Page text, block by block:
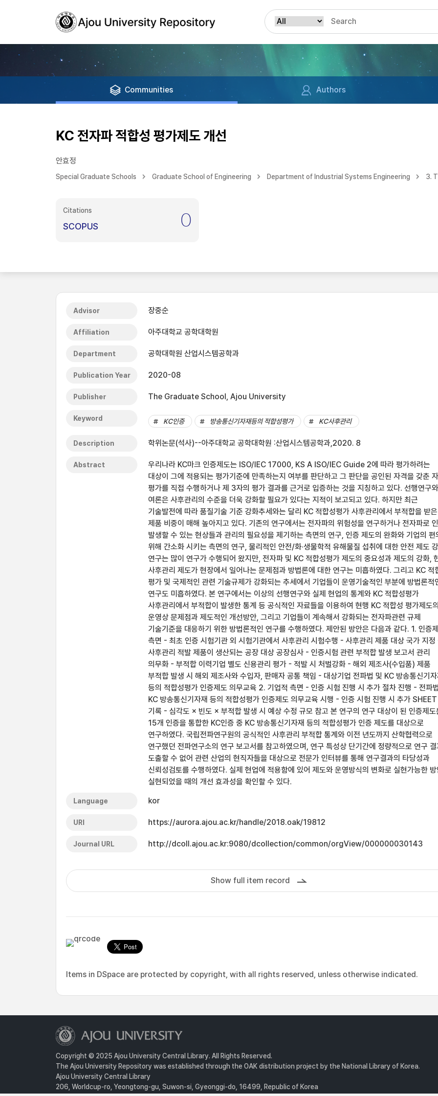
Communities Authors
KC 전자파 적합성 평가제도 개선
안효정
Special Graduate Schools Graduate School of Engineering Department of Industrial Systems Engineering 3.
Citations
SCOPUS 0
Advisor 장중순
Affiliation 아주대학교 공학대학원
Department 공학대학원 산업시스템공학과
Publication Year 2020-08
Publisher The Graduate School, Ajou University
Keyword KC인증 방송통신기자재등의 적합성평가 KC사후관리
Description 학위논문(석사)--아주대학교 공학대학원 :산업시스템공학과,2020. 8
Abstract
우리나라 KC마크 인증제도는 ISO/IEC 17000, KS A ISO/IEC Guide 2에 따라 평가하려는
대상이 그에 적용되는 평가기준에 만족하는지 여부를 판단하고 그 판단을 공인된 자격을 갖춘
평가를 직접 수행하거나 제 3자의 평가 결과를 근거로 입증하는 것을 지칭하고 있다. 선행연구와
여론은 사후관리의 수준을 더욱 강화할 필요가 있다는 지적이 보고되고 있다. 하지만 최근
기술발전에 따라 품질기술 기준 강화추세와는 달리 KC 적합성평가 사후관리에서 부적합을 받은
제품 비중이 매해 높아지고 있다. 기존의 연구에서는 전자파의 위험성을 연구하거나 전자파로
발생할 수 있는 현상들과 관리의 필요성을 제기하는 측면의 연구, 인증 제도의 완화와 기업의 편
위해 간소화 시키는 측면의 연구, 물리적인 안전/화·생물학적 유해물질 섭취에 대한 안전 제도
연구는 많이 연구가 수행되어 왔지만, 전자파 및 KC 적합성평가 제도의 중요성과 제도의 강화,
사후관리 제도가 현장에서 일어나는 문제점과 방법론에 대한 연구는 미흡하였다. 그리고 KC 적
평가 및 국제적인 관련 기술규제가 강화되는 추세에서 기업들이 운영기술적인 부분에 방법론적
연구도 미흡하였다. 본 연구에서는 이상의 선행연구와 실제 현업의 통계와 KC 적합성평가
사후관리에서 부적합이 발생한 통계 등 공식적인 자료들을 이용하여 현행 KC 적합성 평가제도의
운영상 문제점과 제도적인 개선방안, 그리고 기업들이 계속해서 강화되는 전자파관련 규제
기술기준을 대응하기 위한 방법론적인 연구를 수행하였다. 제안된 방안은 다음과 같다. 1. 인증
측면 - 최초 인증 시험기관 외 시험기관에서 사후관리 시험수행 - 사후관리 제품 대상 국가 지정
사후관리 적발 제품이 생산되는 공장 대상 공장심사 - 인증시험 관련 부적합 발생 보고서 관리
의무화 - 부적합 이력기업 별도 신용관리 평가 - 적발 시 처벌강화 - 해외 제조사(수입품) 제품
부적합 발생 시 해외 제조사와 수입자, 판매자 공통 책임 - 대상기업 전파법 및 KC 방송통신기자
등의 적합성평가 인증제도 의무교육 2. 기업적 측면 - 인증 시험 진행 시 추가 절차 진행 - 전파
KC 방송통신기자재 등의 적합성평가 인증제도 의무교육 시행 - 인증 시험 진행 시 추가 SHEET
기록 - 심각도 × 빈도 × 부적합 발생 시 예상 수정 규모 참고 본 연구의 연구 대상이 된 인증제도
15개 인증을 통합한 KC인증 중 KC 방송통신기자재 등의 적합성평가 인증 제도를 대상으로
연구하였다. 국립전파연구원의 공식적인 사후관리 부적합 통계와 이전 년도까지 산학협력으로
연구했던 전파연구소의 연구 보고서를 참고하였으며, 연구 특성상 단기간에 정량적으로 연구 결
도출할 수 없어 관련 산업의 현직자들을 대상으로 전문가 인터뷰를 통해 연구결과의 타당성과
신뢰성검토를 수행하였다. 실제 현업에 적용함에 있어 제도와 운영방식의 변화로 실현가능한
실현되었을 때의 개선 효과성을 확인할 수 있다.
Language kor
URI https://aurora.ajou.ac.kr/handle/2018.oak/19812
Journal URL http://dcoll.ajou.ac.kr:9080/dcollection/common/orgView/000000030143
Show full item record
Items in DSpace are protected by copyright, with all rights reserved, unless otherwise indicated.
Copyright © 2025 Ajou University Central Library. All Rights Reserved.
The Ajou University Repository was established through the OAK distribution project by the National Library of Korea.
Ajou University Central Library
206, Worldcup-ro, Yeongtong-gu, Suwon-si, Gyeonggi-do, 16499, Republic of Korea